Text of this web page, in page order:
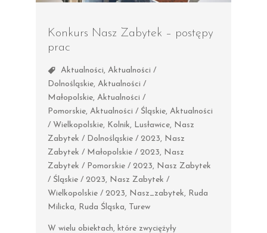
Konkurs Nasz Zabytek – postępy
prac
Aktualności, Aktualności /
Dolnośląskie, Aktualności /
Małopolskie, Aktualności /
Pomorskie, Aktualności / Śląskie, Aktualności
/ Wielkopolskie, Kolnik, Lusławice, Nasz
Zabytek / Dolnośląskie / 2023, Nasz
Zabytek / Małopolskie / 2023, Nasz
Zabytek / Pomorskie / 2023, Nasz Zabytek
/ Śląskie / 2023, Nasz Zabytek /
Wielkopolskie / 2023, Nasz_zabytek, Ruda
Milicka, Ruda Śląska, Turew
W wielu obiektach, które zwyciężyły